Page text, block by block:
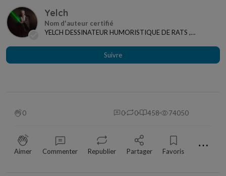
Yelch
YELCH DESSINATEUR HUMORISTIQUE DE RATS ,
Suivre
0 0 0 458 74050
Aimer Commenter Republier Partager Favoris ⋯